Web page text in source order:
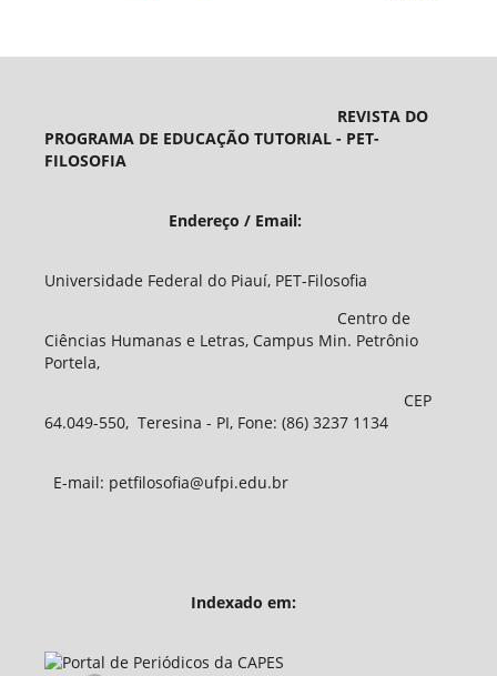
REVISTA DO
PROGRAMA DE EDUCAÇÃO TUTORIAL - PET-
FILOSOFIA
Endereço / Email:
Universidade Federal do Piauí, PET-Filosofia
Centro de
Ciências Humanas e Letras, Campus Min. Petrônio
Portela,
CEP
64.049-550, Teresina - PI, Fone: (86) 3237 1134
E-mail: petfilosofia@ufpi.edu.br
Indexado em: